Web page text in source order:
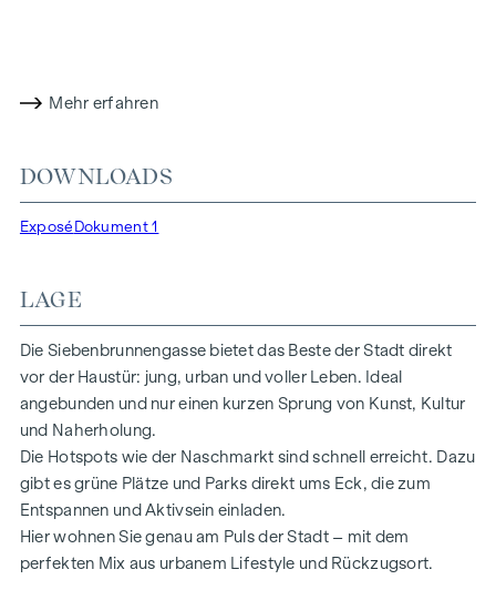
konzipiert für Menschen, die auf Stil und Design setzen.
und Bequemlichkeit. In den Dach-geschossen sorgen
Klimasplit-Systeme für ein angenehmes Raumklima.
Lebensräume bereit, Ihre Geschichte zu erzählen. Ob
Balkon, Terrasse oder Garten – die großzügigen Freiflächen
in diesem Neubauprojekt bieten Ihnen einen privaten
Rückzugsort zum Durchatmen. Genießen Sie den Morgen
mit einer Tasse Kaffee oder den Abend mit einem Glas Wein
– Ihr persönlicher Rückzugsort erwartet Sie.
HIGHLIGHTS
67 exklusive Eigentumswohnungen
Mehr erfahren
DOWNLOADS
Exposé Dokument 1
LAGE
Die Siebenbrunnengasse bietet das Beste der Stadt direkt
vor der Haustür: jung, urban und voller Leben. Ideal
angebunden und nur einen kurzen Sprung von Kunst, Kultur
und Naherholung.
Die Hotspots wie der Naschmarkt sind schnell erreicht. Dazu
gibt es grüne Plätze und Parks direkt ums Eck, die zum
Entspannen und Aktivsein einladen.
Hier wohnen Sie genau am Puls der Stadt – mit dem
perfekten Mix aus urbanem Lifestyle und Rückzugsort.